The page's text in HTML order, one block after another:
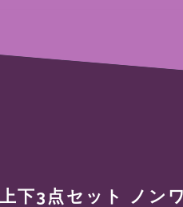
下3点セット ノン